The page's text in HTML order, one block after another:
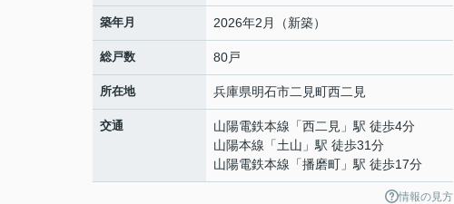
築年月 2026年2月（新築）
総戸数 80戸
所在地 兵庫県明石市二見町西二見
交通 山陽電鉄本線 「西二見 」駅 徒歩4分
山陽本線 「土山 」駅 徒歩31分
山陽電鉄本線 「播磨町 」駅 徒歩17分
情報の見方